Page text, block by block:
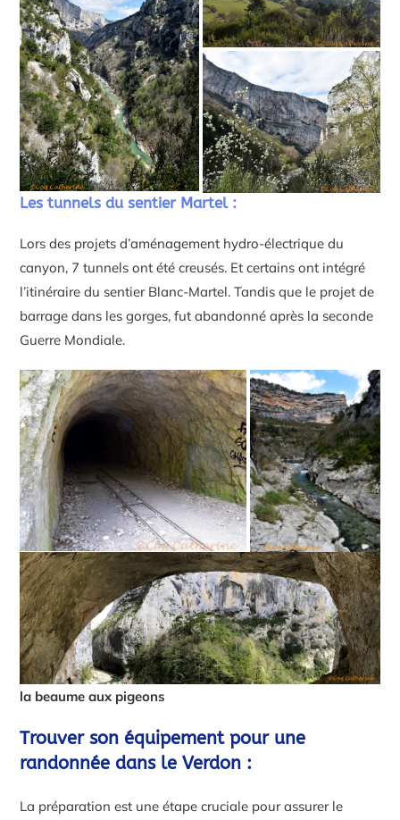
Les tunnels du sentier Martel :
Lors des projets d’aménagement hydro-électrique du
canyon, 7 tunnels ont été creusés. Et certains ont intégré
l’itinéraire du sentier Blanc-Martel. Tandis que le projet de
barrage dans les gorges, fut abandonné après la seconde
Guerre Mondiale.
la beaume aux pigeons
Trouver son équipement pour une
randonnée dans le Verdon :
La préparation est une étape cruciale pour assurer le